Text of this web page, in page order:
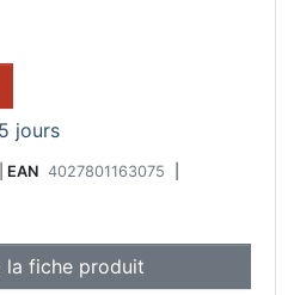
jours
EAN 4027801163075
la fiche produit